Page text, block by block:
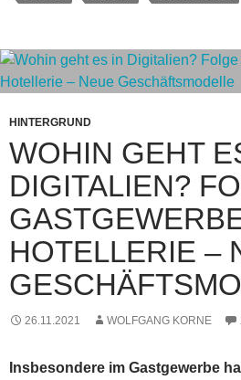
HINTERGRUND
WOHIN GEHT
DIGITALIEN?
HOTELLERIE –
26.11.2021 WOLFGANG KORNE
Insbesondere im Gastgewerbe